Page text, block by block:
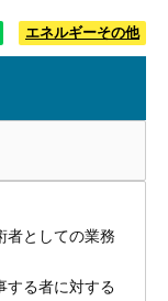
エネルギーその他
者としての業務
する者に対する